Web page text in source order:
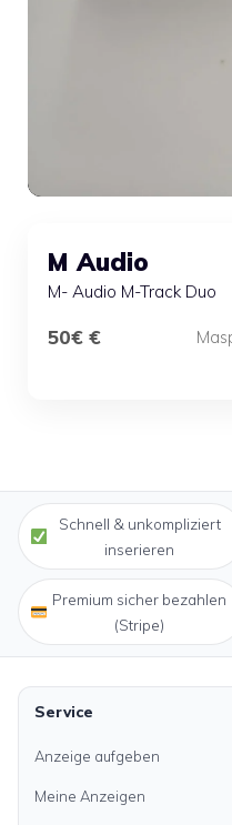
M Audio
M- Audio M-Track Duo
50€ €
Schnell & unkompliziert
inserieren
Premium sicher bezahlen
(Stripe)
Service
Anzeige aufgeben
Meine Anzeigen